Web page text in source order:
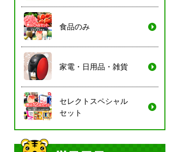
食品のみ
家電・日用品・雑貨
セレクトスペシャル
セット